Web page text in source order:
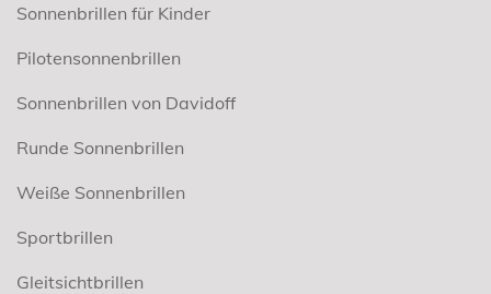
Sonnenbrillen für Kinder
Pilotensonnenbrillen
Sonnenbrillen von Davidoff
Runde Sonnenbrillen
Weiße Sonnenbrillen
Sportbrillen
Gleitsichtbrillen